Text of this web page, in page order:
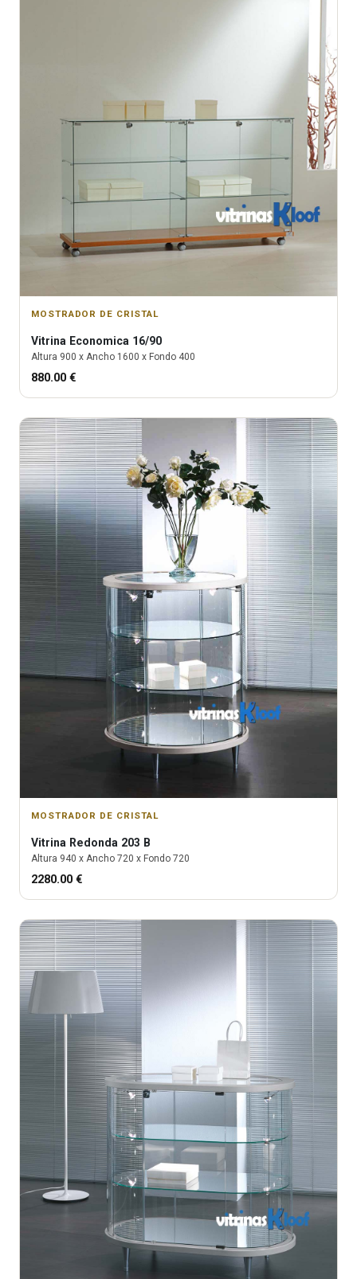
MOSTRADOR DE CRISTAL
Vitrina Economica 16/90
Altura 900 x Ancho 1600 x Fondo 400
880.00 €
MOSTRADOR DE CRISTAL
Vitrina Redonda 203 B
Altura 940 x Ancho 720 x Fondo 720
2280.00 €